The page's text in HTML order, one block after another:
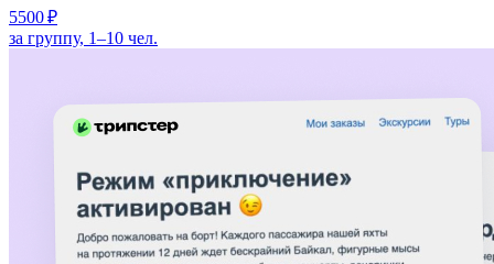
5500 ₽
за группу, 1–10 чел.